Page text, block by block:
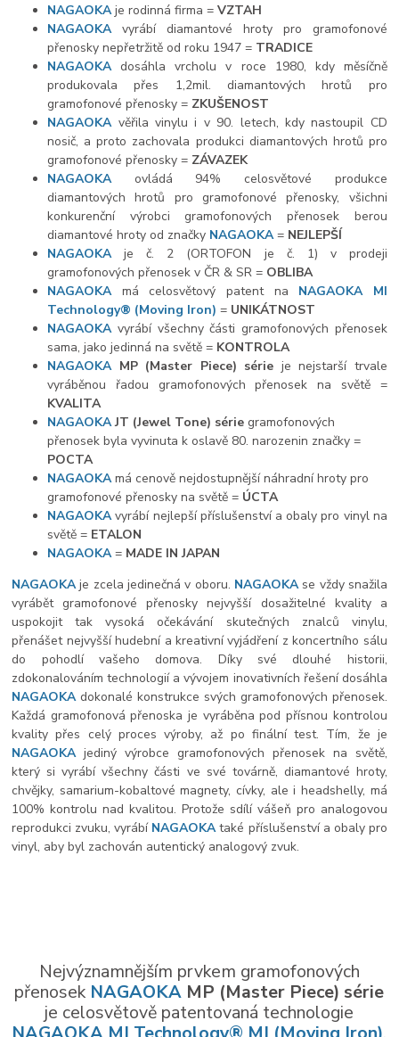
NAGAOKAje rodinná firma =VZTAH
NAGAOKAvyrábí diamantové hroty pro gramofonové
přenosky nepřetržitě od roku 1947 = TRADICE
NAGAOKAdosáhla vrcholu v roce 1980, kdy měsíčně
produkovala přes 1,2mil. diamantových hrotů pro
gramofonové přenosky = ZKUŠENOST
NAGAOKAvěřila vinylu i v 90. letech, kdy nastoupil CD
nosič, a proto zachovala produkci diamantových hrotů pro
gramofonové přenosky = ZÁVAZEK
NAGAOKAovládá 94% celosvětové produkce
diamantových hrotů pro gramofonové přenosky, všichni
konkurenční výrobci gramofonových přenosek berou
diamantové hroty od značky NAGAOKA= NEJLEPŠÍ
NAGAOKAje č. 2 (ORTOFON je č. 1) v prodeji
gramofonových přenosek v ČR & SR = OBLIBA
NAGAOKAmá celosvětový patent na NAGAOKA MI
Technology® (Moving Iron) = UNIKÁTNOST
NAGAOKAvyrábí všechny části gramofonových přenosek
sama, jako jedinná na světě = KONTROLA
NAGAOKAMP (Master Piece) série je nejstarší trvale
vyráběnou řadou gramofonových přenosek na světě =
KVALITA
NAGAOKAJT (Jewel Tone) série gramofonových
přenosek byla vyvinuta k oslavě 80. narozenin značky =
POCTA
NAGAOKAmá cenově nejdostupnější náhradní hroty pro
gramofonové přenosky na světě = ÚCTA
NAGAOKAvyrábí nejlepší příslušenství a obaly pro vinyl na
světě = ETALON
NAGAOKA= MADE IN JAPAN
NAGAOKAje zcela jedinečná v oboru. NAGAOKAse vždy snažila
vyrábět gramofonové přenosky nejvyšší dosažitelné kvality a
uspokojit tak vysoká očekávání skutečných znalců vinylu,
přenášet nejvyšší hudební a kreativní vyjádření z koncertního sálu
do pohodlí vašeho domova. Díky své dlouhé historii,
zdokonalováním technologií a vývojem inovativních řešení dosáhla
NAGAOKAdokonalé konstrukce svých gramofonových přenosek.
Každá gramofonová přenoska je vyráběna pod přísnou kontrolou
kvality přes celý proces výroby, až po finální test. Tím, že je
NAGAOKAjediný výrobce gramofonových přenosek na světě,
který si vyrábí všechny části ve své továrně, diamantové hroty,
chvějky, samarium-kobaltové magnety, cívky, ale i headshelly, má
100% kontrolu nad kvalitou. Protože sdílí vášeň pro analogovou
reprodukci zvuku, vyrábí NAGAOKAtaké příslušenství a obaly pro
vinyl, aby byl zachován autentický analogový zvuk.
Nejvýznamnějším prvkem gramofonových
přenosek NAGAOKA MP (Master Piece) série
je celosvětově patentovaná technologie